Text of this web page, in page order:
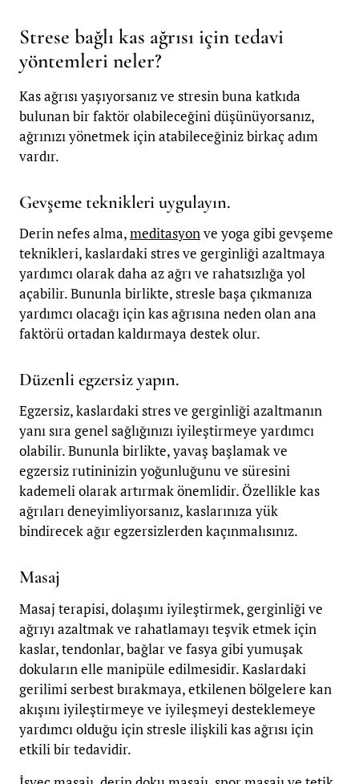
Strese bağlı kas ağrısı için tedavi
yöntemleri neler?
Kas ağrısı yaşıyorsanız ve stresin buna katkıda
bulunan bir faktör olabileceğini düşünüyorsanız,
ağrınızı yönetmek için atabileceğiniz birkaç adım
vardır.
Gevşeme teknikleri uygulayın.
Derin nefes alma,meditasyonve yoga gibi gevşeme
teknikleri, kaslardaki stres ve gerginliği azaltmaya
yardımcı olarak daha az ağrı ve rahatsızlığa yol
açabilir. Bununla birlikte, stresle başa çıkmanıza
yardımcı olacağı için kas ağrısına neden olan ana
faktörü ortadan kaldırmaya destek olur.
Düzenli egzersiz yapın.
Egzersiz, kaslardaki stres ve gerginliği azaltmanın
yanı sıra genel sağlığınızı iyileştirmeye yardımcı
olabilir. Bununla birlikte, yavaş başlamak ve
egzersiz rutininizin yoğunluğunu ve süresini
kademeli olarak artırmak önemlidir. Özellikle kas
ağrıları deneyimliyorsanız, kaslarınıza yük
bindirecek ağır egzersizlerden kaçınmalısınız.
Masaj
Masaj terapisi, dolaşımı iyileştirmek, gerginliği ve
ağrıyı azaltmak ve rahatlamayı teşvik etmek için
kaslar, tendonlar, bağlar ve fasya gibi yumuşak
dokuların elle manipüle edilmesidir. Kaslardaki
gerilimi serbest bırakmaya, etkilenen bölgelere kan
akışını iyileştirmeye ve iyileşmeyi desteklemeye
yardımcı olduğu için stresle ilişkili kas ağrısı için
etkili bir tedavidir.